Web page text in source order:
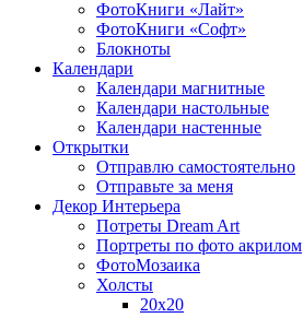
ФотоКниги «Лайт»
ФотоКниги «Софт»
Блокноты
Календари
Календари магнитные
Календари настольные
Календари настенные
Открытки
Отправлю самостоятельно
Отправьте за меня
Декор Интерьера
Потреты Dream Art
Портреты по фото акрилом
ФотоМозаика
Холсты
20х20